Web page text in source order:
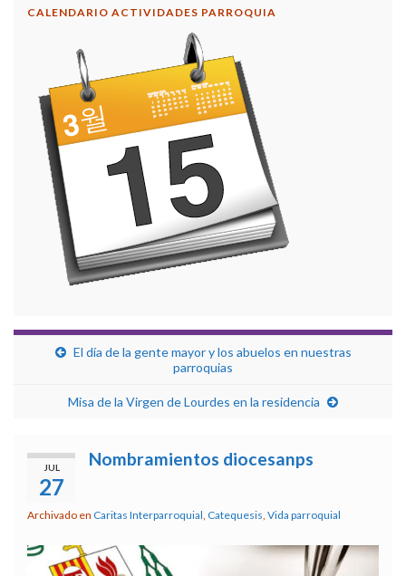
CALENDARIO ACTIVIDADES PARROQUIA
El día de la gente mayor y los abuelos en nuestras
parroquias
Misa de la Virgen de Lourdes en la residencia
JUL
27
Nombramientos diocesanps
Archivado en Caritas Interparroquial, Catequesis, Vida parroquial